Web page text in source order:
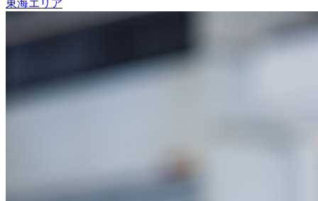
東海エリア